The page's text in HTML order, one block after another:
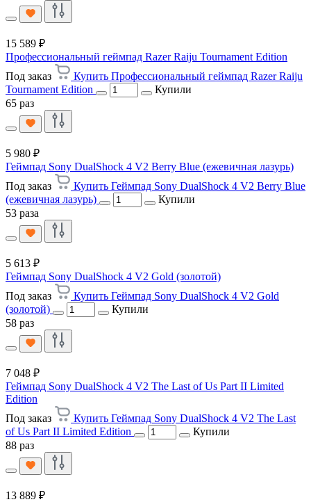
15 589 ₽
Профессиональный геймпад Razer Raiju Tournament Edition
Под заказ
Купить Профессиональный геймпад Razer Raiju
Tournament Edition
Купили
65 раз
5 980 ₽
Геймпад Sony DualShock 4 V2 Berry Blue (ежевичная лазурь)
Под заказ
Купить Геймпад Sony DualShock 4 V2 Berry Blue
(ежевичная лазурь)
Купили
53 раза
5 613 ₽
Геймпад Sony DualShock 4 V2 Gold (золотой)
Под заказ
Купить Геймпад Sony DualShock 4 V2 Gold
(золотой)
Купили
58 раз
7 048 ₽
Геймпад Sony DualShock 4 V2 The Last of Us Part II Limited
Edition
Под заказ
Купить Геймпад Sony DualShock 4 V2 The Last
of Us Part II Limited Edition
Купили
88 раз
13 889 ₽